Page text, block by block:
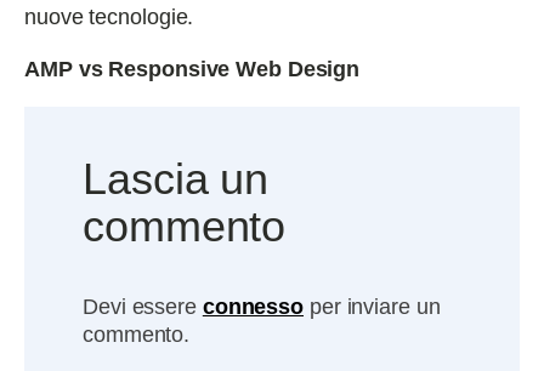
nuove tecnologie.
AMP vs Responsive Web Design
Lascia un
commento
Devi essere connesso per inviare un
commento.